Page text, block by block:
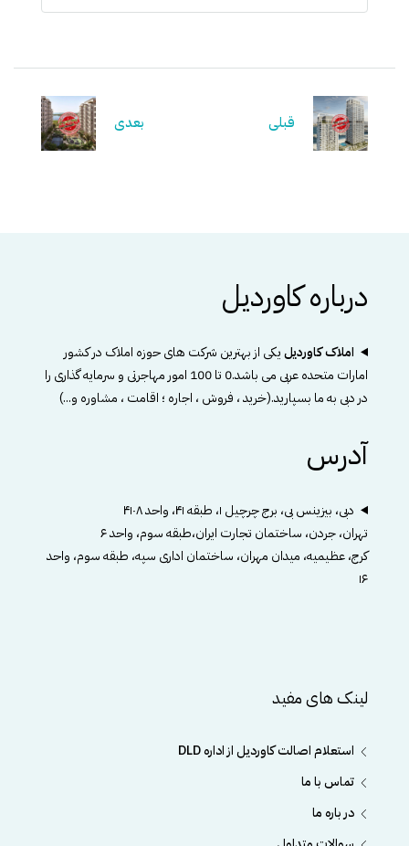
قبلی بعدی
درباره کاوردیل
املاک کاوردیلیکی از بهترین شرکت های حوزه املاک در کشور
امارات متحده عربی می باشد.0 تا 100 امور مهاجرتی و سرمایه گذاری را
در دبی به ما بسپارید.(خرید ، فروش ، اجاره ؛ اقامت ، مشاوره و...)
آدرس
دبی، بیزینس بی، برج چرچیل ۱، طبقه ۴۱، واحد ۴۱۰۸
تهران، جردن، ساختمان تجارت ایران،طبقه سوم، واحد ۶
کرج، عظیمیه، میدان مهران، ساختمان اداری سپه، طبقه سوم، واحد
۱۶
لینک های مفید
استعلام اصالت کاوردیل از اداره DLD
تماس با ما
در باره ما